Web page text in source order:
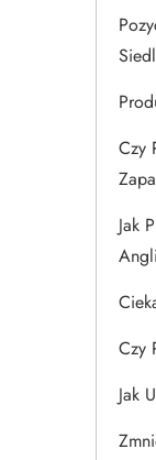
Czy
Jak
Czy
Jak